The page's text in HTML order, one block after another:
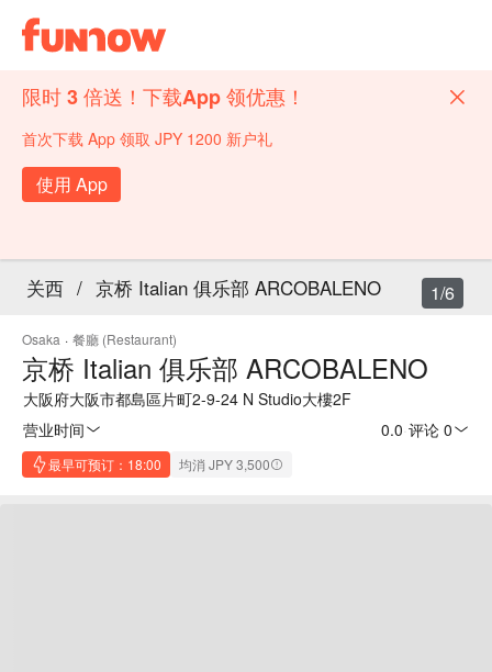
限时 3 倍送！下载App 领优惠！
首次下载 App 领取 JPY 1200 新户礼
使用 App
关西 / 京桥 Italian 俱乐部 ARCOBALENO
Osaka · 餐廳 (Restaurant)
京桥 Italian 俱乐部 ARCOBALENO
大阪府大阪市都島區片町2-9-24 N Studio大樓2F
营业时间
0.0 评论 0
最早可预订：18:00 均消 JPY 3,500
1/6